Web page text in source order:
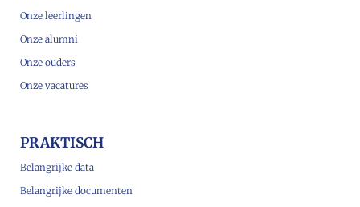
Onze leerlingen
Onze alumni
Onze ouders
Onze vacatures
PRAKTISCH
Belangrijke data
Belangrijke documenten